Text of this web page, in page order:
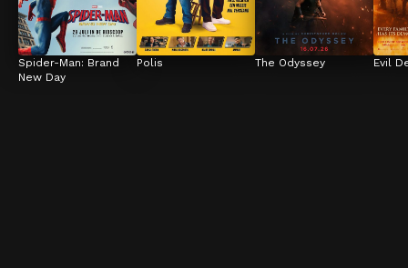
Spider-Man: Brand
New Day
Polis The Odyssey Evil